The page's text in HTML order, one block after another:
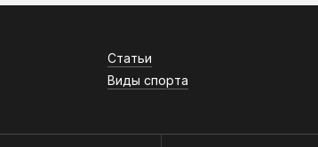
Статьи
Виды спорта